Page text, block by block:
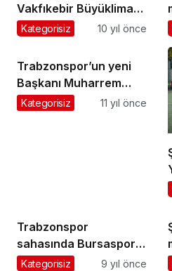
Vakfıkebir Büyükliman
Belediyespor’u 2-1
Kategorisiz 10 yıl önce
Trabzonspor’un yeni
Başkanı Muharrem
Usta göreve resmen
Kategorisiz 11 yıl önce
Trabzonspor
sahasında Bursaspor’a
2-1 mağlup oldu
Kategorisiz 9 yıl önce